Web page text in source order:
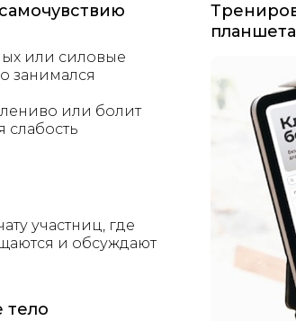
или силовые
занимался
или болит
слабость
участниц, где
и обсуждают
тело